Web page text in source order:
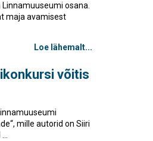
osana.
maja avamisest
Loe lähemalt...
võitis
mille autorid on Siiri